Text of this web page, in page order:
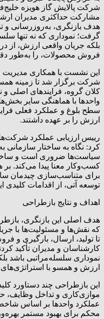
شرکت پالایش گاز هویزه
مشارکت حداکثری مدیران
هدف بازنگری، به‌روزرسانی و
گرفت؛ نموداری که نه تنها
بلکه جریان واقعی ارزش، از
فروش محصولات، را به‌طور
این نشست با همکاری مدیریت
شرکت برگزار شد تا زمینه
کلان گروه، فرایندهای اصلی
واحدها با هماهنگی سایر
سطح بلوغ و عملکرد فعلی
ارزش را بر عهده داشتند.
رییس ارزیابی عملکرد
کرد: نگاه به ساختار سازمانی
سیاست‌ها ضروری است و
کسب‌وکار معنا پیدا می‌کند.
برای متناسب‌سازی چیدمان
توسعه آتی، از اقدامات کلیدی
اهداف و نتایج بازطراحی
هدف اصلی این بازنگری،
که نقش‌ها و مسئولیت‌ها با
تا تولید، ارسال، بارگیری
کارشناسان و مدیران تأکید
نموداری سلسله‌مراتبی باشد
ارزش و همسو با
این بازطراحی چند دستاورد
موازی‌کاری و تداخل وظایف،
محکم برای بهبود مستمر